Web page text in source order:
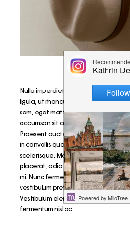
Nulla imperdiet, dui id vehicula
ligula, ut rhoncus dui augue semper
sem, eget mattis tellus iaculis sed.
accumsan sit amet maximus rutrum,
Praesent auctor lacinia mi, nec
in convallis quam. Ut congue
scelerisque. Maecenas convallis,
placerat, odio tortor accumsan nisl,
mi. Nunc fermentum sodales
vestibulum pretium. Sed eu tempor
Vestibulum elementum et sapien
fermentum nisl ac.